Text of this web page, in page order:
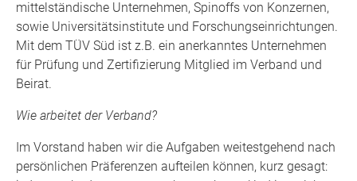
mittelständische Unternehmen, Spinoffs von Konzernen,
sowie Universitätsinstitute und Forschungseinrichtungen.
Mit dem TÜV Süd ist z.B. ein anerkanntes Unternehmen
für Prüfung und Zertifizierung Mitglied im Verband und
Beirat.
Wie arbeitet der Verband?
Im Vorstand haben wir die Aufgaben weitestgehend nach
persönlichen Präferenzen aufteilen können, kurz gesagt: